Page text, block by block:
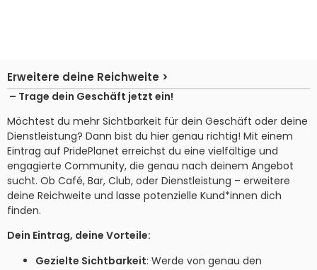
Erweitere deine Reichweite >
– Trage dein Geschäft jetzt ein!
Möchtest du mehr Sichtbarkeit für dein Geschäft oder deine
Dienstleistung? Dann bist du hier genau richtig! Mit einem
Eintrag auf PridePlanet erreichst du eine vielfältige und
engagierte Community, die genau nach deinem Angebot
sucht. Ob Café, Bar, Club, oder Dienstleistung – erweitere
deine Reichweite und lasse potenzielle Kund*innen dich
finden.
Dein Eintrag, deine Vorteile:
Gezielte Sichtbarkeit: Werde von genau den